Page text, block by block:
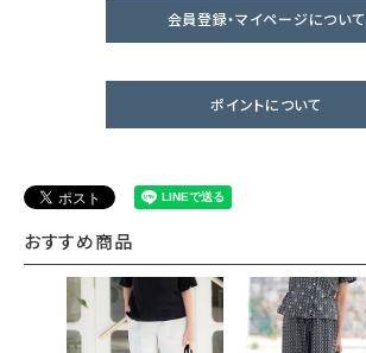
会員登録・マイページについて
ポイントについて
おすすめ商品